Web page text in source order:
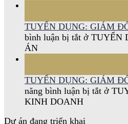
TUYỂN DỤNG: GIÁM
bình luận bị tắt ở TUYỂN
ÁN
TUYỂN DỤNG: GIÁM
năng bình luận bị tắt ở
KINH DOANH
Dự án đang triển khai